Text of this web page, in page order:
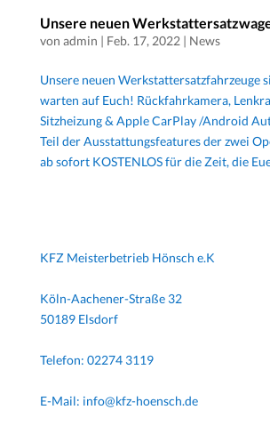
Unsere neuen
von admin | Feb. 17, 2022| News
Unsere neuen Werkstattersatzfahrzeuge
warten auf Euch! Rückfahrkamera,
Sitzheizung & Apple CarPlay /Android
Teil der Ausstattungsfeatures der zwei
ab sofort KOSTENLOS für die Zeit, die
KFZ Meisterbetrieb Hönsch e.K
Köln-Aachener-Straße 32
50189 Elsdorf
Telefon: 02274 3119
E-Mail: info@kfz-hoensch.de